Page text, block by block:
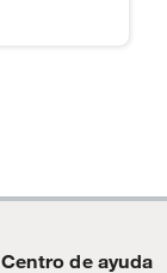
Centro de ayuda